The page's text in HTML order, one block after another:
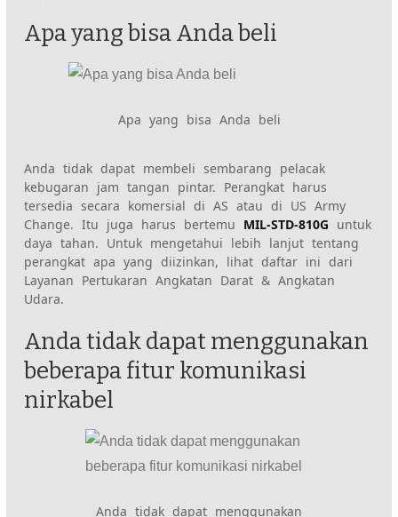
Apa yang bisa Anda beli
Apa yang bisa Anda beli
Anda tidak dapat membeli sembarang pelacak
kebugaran jam tangan pintar. Perangkat harus
tersedia secara komersial di AS atau di US Army
Change. Itu juga harus bertemu MIL-STD-810G untuk
daya tahan. Untuk mengetahui lebih lanjut tentang
perangkat apa yang diizinkan, lihat daftar ini dari
Layanan Pertukaran Angkatan Darat & Angkatan
Udara.
Anda tidak dapat menggunakan
beberapa fitur komunikasi
nirkabel
Anda tidak dapat menggunakan